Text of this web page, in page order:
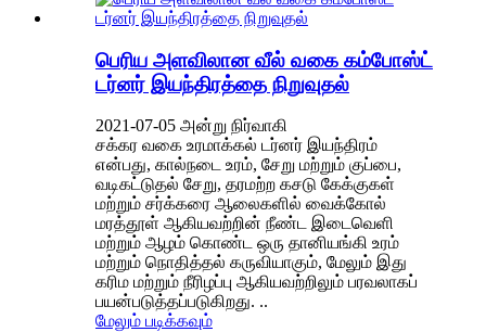
பெரிய அளவிலான வீல் வகை கம்போஸ்ட்
டர்னர் இயந்திரத்தை நிறுவுதல்
2021-07-05 அன்று நிர்வாகி
சக்கர வகை உரமாக்கல் டர்னர் இயந்திரம்
என்பது, கால்நடை உரம், சேறு மற்றும் குப்பை,
வடிகட்டுதல் சேறு, தரமற்ற கசடு கேக்குகள்
மற்றும் சர்க்கரை ஆலைகளில் வைக்கோல்
மரத்தூள் ஆகியவற்றின் நீண்ட இடைவெளி
மற்றும் ஆழம் கொண்ட ஒரு தானியங்கி உரம்
மற்றும் நொதித்தல் கருவியாகும், மேலும் இது
கரிம மற்றும் நீரிழப்பு ஆகியவற்றிலும் பரவலாகப்
பயன்படுத்தப்படுகிறது. ..
மேலும் படிக்கவும்